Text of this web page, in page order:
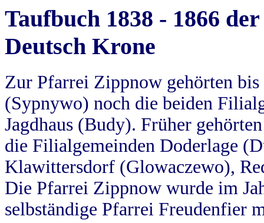
Taufbuch 1838 - 1866
Deutsch Krone
Zur Pfarrei Zippnow gehörten
(Sypnywo) noch die beiden
Jagdhaus (Budy). Früher
die Filialgemeinden Doderlage
Klawittersdorf (Glowaczewo),
Die Pfarrei Zippnow wurde im
selbständige Pfarrei Freudenfier